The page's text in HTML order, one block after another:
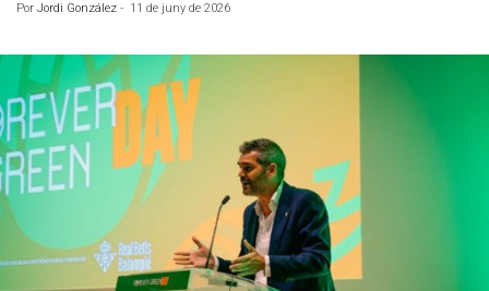
Por Jordi González - 11 de juny de 2026